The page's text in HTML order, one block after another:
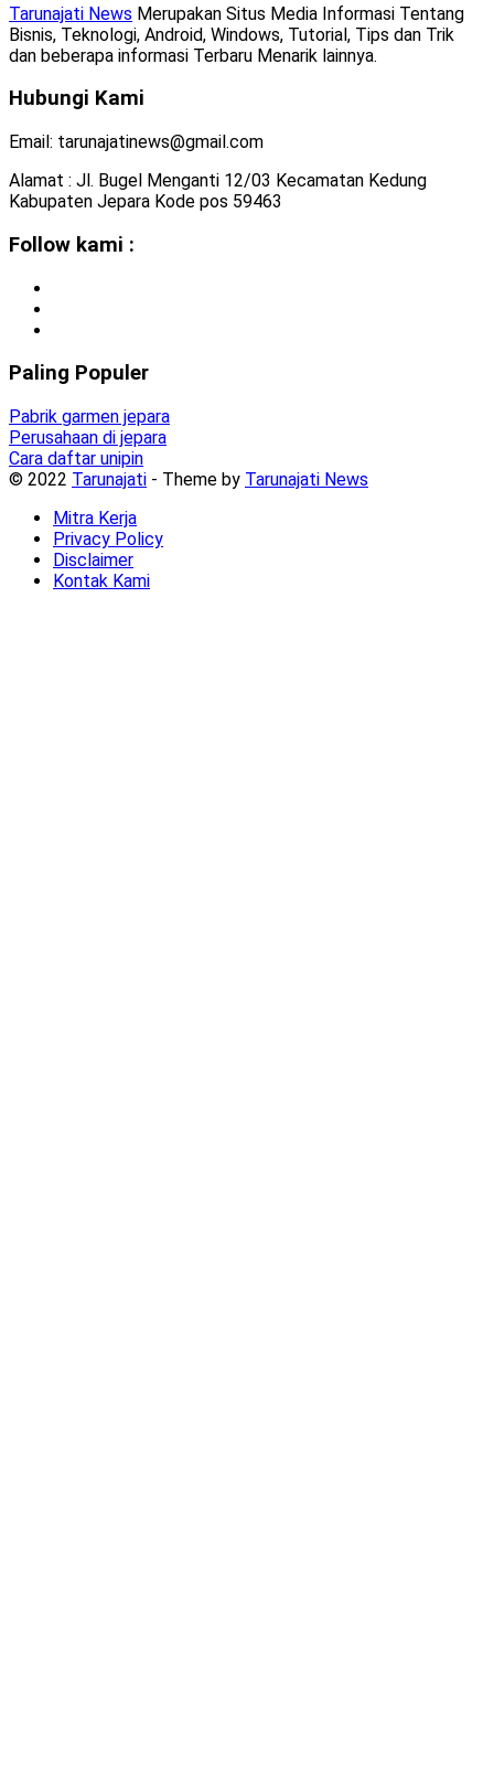
Tarunajati News Merupakan Situs Media Informasi Tentang
Bisnis, Teknologi, Android, Windows, Tutorial, Tips dan Trik
dan beberapa informasi Terbaru Menarik lainnya.
Hubungi Kami
Email: tarunajatinews@gmail.com
Alamat : Jl. Bugel Menganti 12/03 Kecamatan Kedung
Kabupaten Jepara Kode pos 59463
Follow kami :
Paling Populer
Pabrik garmen jepara
Perusahaan di jepara
Cara daftar unipin
© 2022 Tarunajati - Theme by Tarunajati News
Mitra Kerja
Privacy Policy
Disclaimer
Kontak Kami